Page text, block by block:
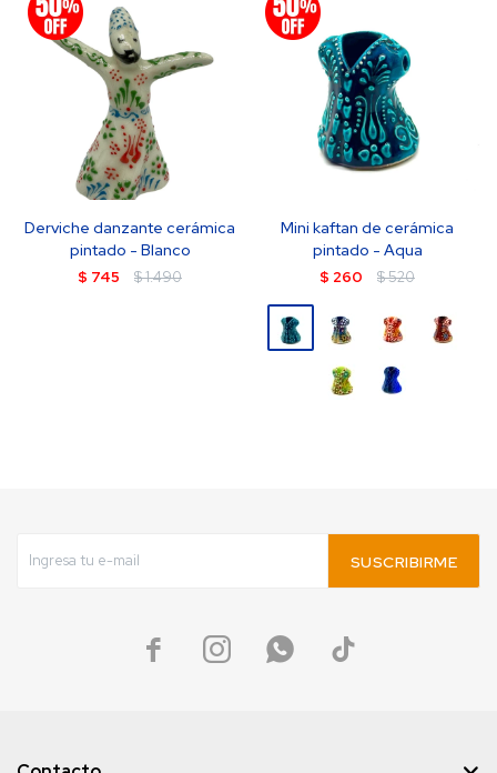
Derviche danzante cerámica
pintado - Blanco
$ 745 $1.490
Mini kaftan de cerámica
pintado - Aqua
$ 260 $520
SUSCRIBIRME
   